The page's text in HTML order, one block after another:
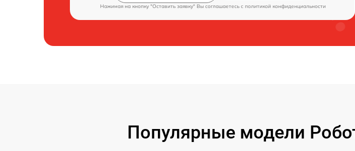
Нажимая на кнопку "Оставить заявку" Вы соглашаетесь c политикой конфиденциальности
Популярные модели